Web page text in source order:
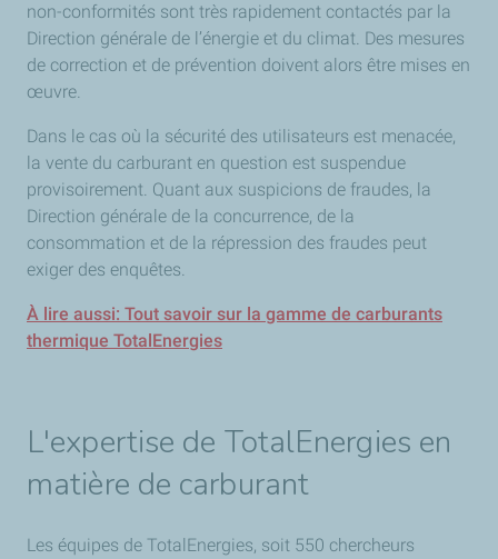
non-conformités sont très rapidement contactés par la
Direction générale de l’énergie et du climat. Des mesures
de correction et de prévention doivent alors être mises en
œuvre.
Dans le cas où la sécurité des utilisateurs est menacée,
la vente du carburant en question est suspendue
provisoirement. Quant aux suspicions de fraudes, la
Direction générale de la concurrence, de la
consommation et de la répression des fraudes peut
exiger des enquêtes.
À lire aussi: Tout savoir sur la gamme de carburants
thermique TotalEnergies
L'expertise de TotalEnergies en
matière de carburant
Les équipes de TotalEnergies, soit 550 chercheurs